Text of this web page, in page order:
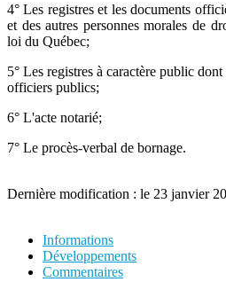
4° Les registres et les documents
et des autres personnes morales de
loi du Québec;
5° Les registres à caractère public
officiers publics;
6° L'acte notarié;
7° Le procès-verbal de bornage.
Dernière modification : le 23 janvier
Informations
Développements
Commentaires